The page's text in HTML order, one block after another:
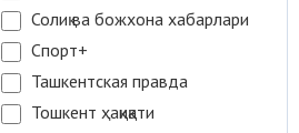
Солиқ ва божхона хабарлари
Спорт+
Ташкентская правда
Тошкент ҳақиқати